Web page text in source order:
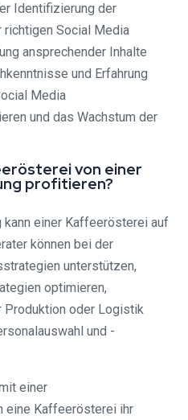
Identifizierung der
richtigen Social Media
ansprechender Inhalte
und Erfahrung
Media
und das Wachstum der
von einer
profitieren?
kann einer Kaffeerösterei auf
können bei der
unterstützen,
optimieren,
Produktion oder Logistik
und -
einer
eine Kaffeerösterei ihr